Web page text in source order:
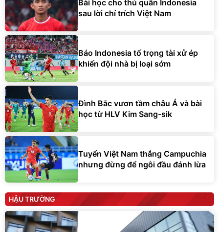
Bài học cho thủ quân Indonesia
sau lời chỉ trích Việt Nam
Báo Indonesia tố trọng tài xử ép
khiến đội nhà bị loại sớm
Đình Bắc vươn tầm châu Á và bài
học từ HLV Kim Sang-sik
Tuyển Việt Nam thắng Campuchia
nhưng đừng để ngôi đầu đánh lừa
HẬU TRƯỜNG